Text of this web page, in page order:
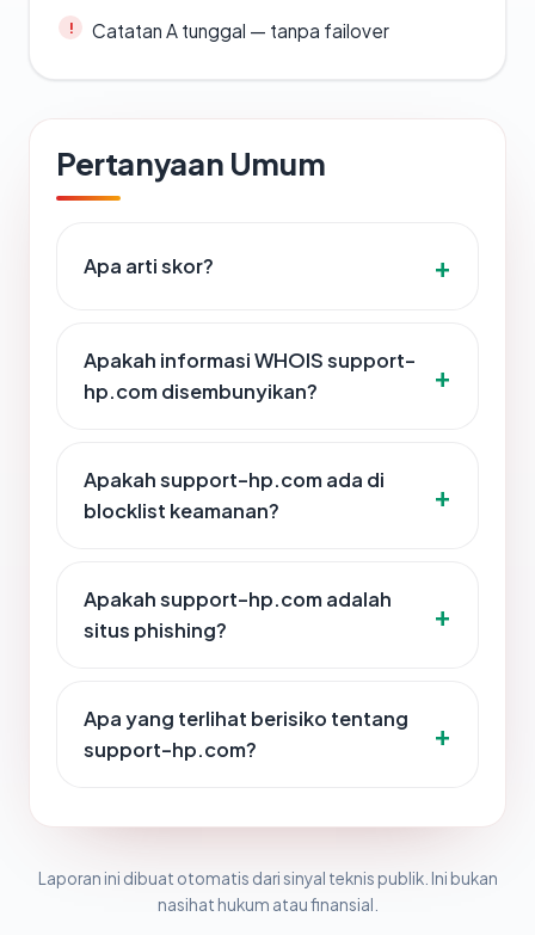
Catatan A tunggal — tanpa failover
Pertanyaan Umum
Apa arti skor?
Apakah informasi WHOIS support-
hp.com disembunyikan?
Apakah support-hp.com ada di
blocklist keamanan?
Apakah support-hp.com adalah
situs phishing?
Apa yang terlihat berisiko tentang
support-hp.com?
Laporan ini dibuat otomatis dari sinyal teknis publik. Ini bukan
nasihat hukum atau finansial.